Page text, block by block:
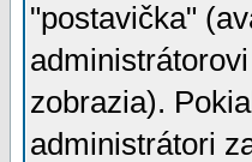
"postavička"
zobrazia).
administrátori